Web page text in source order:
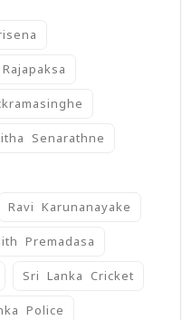
Senarathne
Ravi Karunanayake
Premadasa
Sri Lanka Cricket
Police